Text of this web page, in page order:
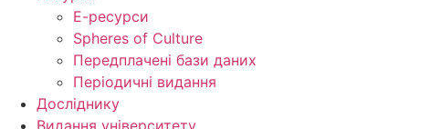
Е-ресурси
Spheres of Culture
Передплачені бази даних
Періодичні видання
Досліднику
Видання університету